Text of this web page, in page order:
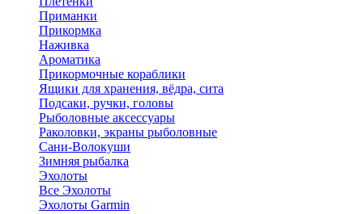
Приманки
Прикормка
Наживка
Ароматика
Прикормочные кораблики
Ящики для хранения, вёдра, сита
Подсаки, ручки, головы
Рыболовные аксессуары
Раколовки, экраны рыболовные
Сани-Волокуши
Зимняя рыбалка
Эхолоты
Все Эхолоты
Эхолоты Garmin